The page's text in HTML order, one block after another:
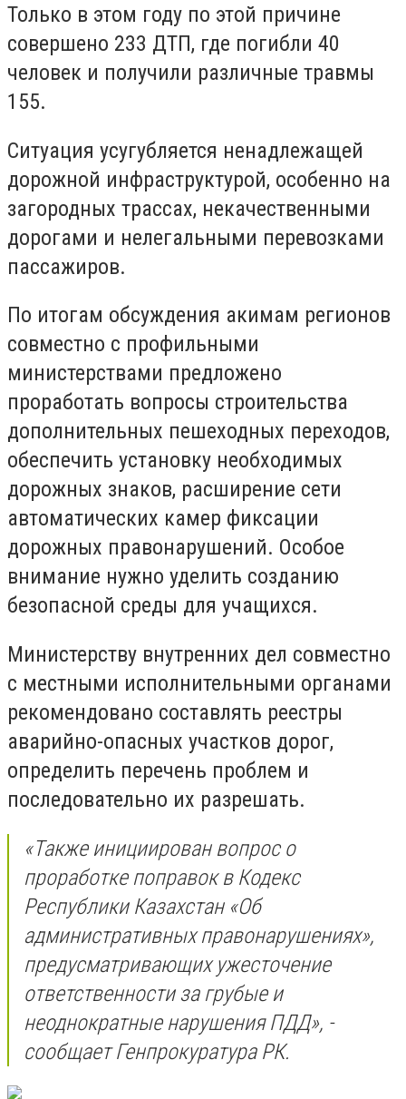
Только в этом году по этой причине
совершено 233 ДТП, где погибли 40
человек и получили различные травмы
155.
Ситуация усугубляется ненадлежащей
дорожной инфраструктурой, особенно на
загородных трассах, некачественными
дорогами и нелегальными перевозками
пассажиров.
По итогам обсуждения акимам регионов
совместно с профильными
министерствами предложено
проработать вопросы строительства
дополнительных пешеходных переходов,
обеспечить установку необходимых
дорожных знаков, расширение сети
автоматических камер фиксации
дорожных правонарушений. Особое
внимание нужно уделить созданию
безопасной среды для учащихся.
Министерству внутренних дел совместно
с местными исполнительными органами
рекомендовано составлять реестры
аварийно-опасных участков дорог,
определить перечень проблем и
последовательно их разрешать.
«Также инициирован вопрос о
проработке поправок в Кодекс
Республики Казахстан «Об
административных правонарушениях»,
предусматривающих ужесточение
ответственности за грубые и
неоднократные нарушения ПДД», -
сообщает Генпрокуратура РК.